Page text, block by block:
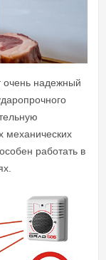
очень надежный
механических
работать в